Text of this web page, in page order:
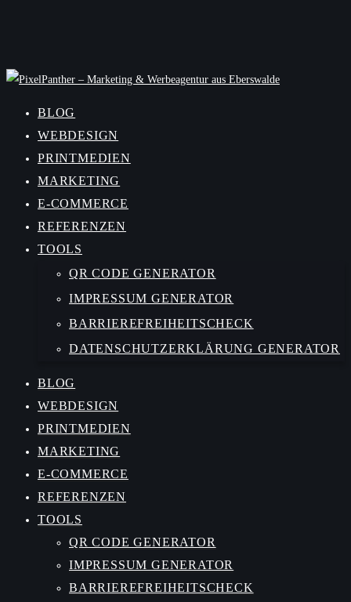
BLOG
WEBDESIGN
PRINTMEDIEN
MARKETING
E-COMMERCE
REFERENZEN
TOOLS
QR CODE GENERATOR
IMPRESSUM GENERATOR
BARRIEREFREIHEITSCHECK
DATENSCHUTZERKLÄRUNG GENERATOR
BLOG
WEBDESIGN
PRINTMEDIEN
MARKETING
E-COMMERCE
REFERENZEN
TOOLS
QR CODE GENERATOR
IMPRESSUM GENERATOR
BARRIEREFREIHEITSCHECK